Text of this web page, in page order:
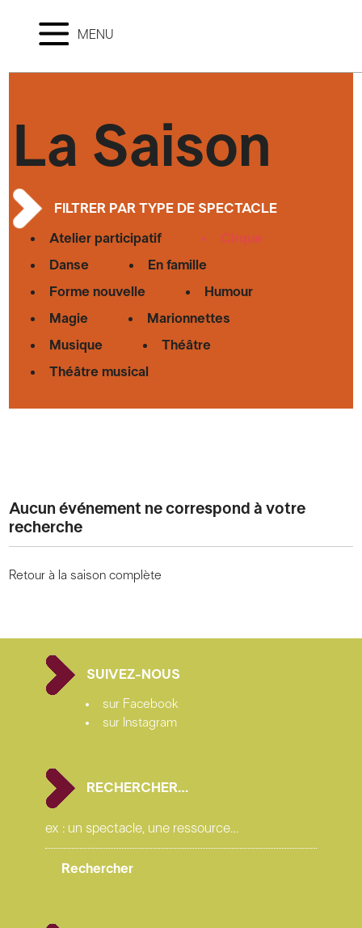
MENU
La Saison
FILTRER PAR TYPE DE SPECTACLE
Atelier participatif
Cirque
Danse
En famille
Forme nouvelle
Humour
Magie
Marionnettes
Musique
Théâtre
Théâtre musical
Aucun événement ne correspond à votre
recherche
Retour à la saison complète
SUIVEZ-NOUS
sur Facebook
sur Instagram
RECHERCHER…